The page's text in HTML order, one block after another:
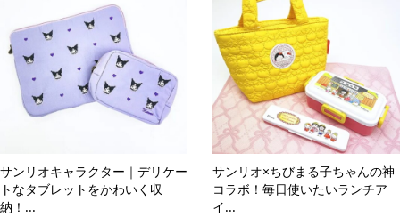
サンリオキャラクター｜デリケー
トなタブレットをかわいく収
納！...
サンリオ×ちびまる子ちゃんの神
コラボ！毎日使いたいランチア
イ...